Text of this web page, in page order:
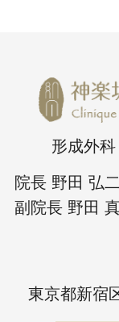
形成外
院長 野田 弘
副院長 野田
東京都新宿